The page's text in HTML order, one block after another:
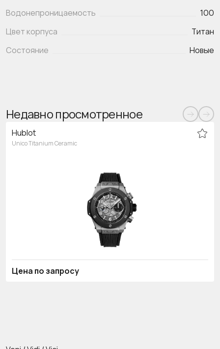
Водонепроницаемость
100
Цвет корпуса
Титан
Состояние
Новые
Недавно просмотренное
Hublot
Unico Titanium Ceramic
Цена по запросу